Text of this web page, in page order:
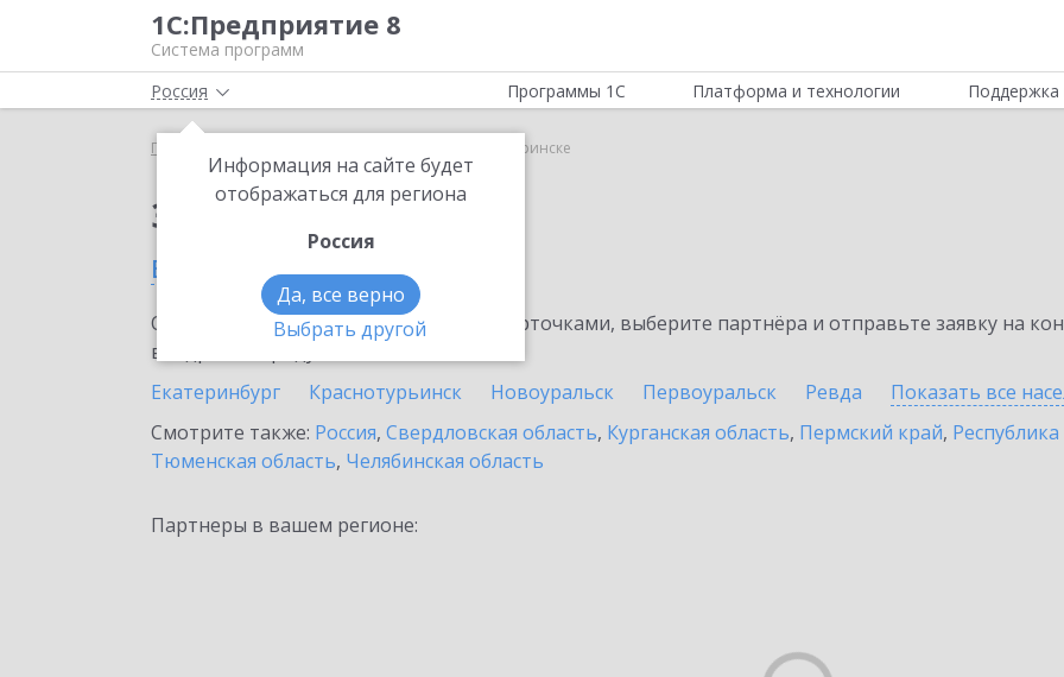
1С:Предприятие 8
Система программ
Россия
Информация на сайте будет
отображаться для региона
Россия
Да, все верно
Выбрать другой
Программы 1С Платформа и технологии Поддержка
Главная 1С:Линк в Туринске
Заказать 1С:Линк
в Туринске
Ознакомьтесь с информационными карточками, выберите партнёра и отправьте заявку на
внедрение продукта.
Екатеринбург
Краснотурьинск Новоуральск Первоуральск Ревда Показать все
Смотрите также: Россия, Свердловская область, Курганская область, Пермский край,
Тюменская область, Челябинская область
Партнеры в вашем регионе: